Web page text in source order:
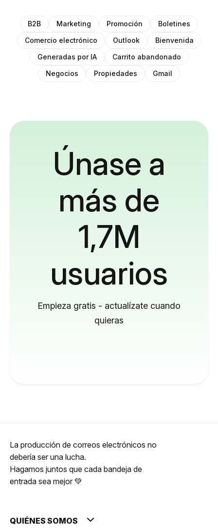
B2B Marketing Promoción
Boletines
Comercio electrónico
Outlook
Bienvenida
Generadas por IA
Carrito abandonado
Negocios
Propiedades Gmail
Únase a
más de
1,7M
usuarios
Empieza gratis - actualízate cuando
quieras
La producción de correos electrónicos no
debería ser una lucha.
Hagamos juntos que cada bandeja de
entrada sea mejor 💚
QUIÉNES SOMOS